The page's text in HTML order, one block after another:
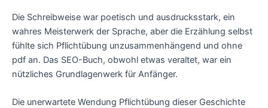
Die Schreibweise war poetisch und ausdrucksstark, ein
wahres Meisterwerk der Sprache, aber die Erzählung selbst
fühlte sich Pflichtübung unzusammenhängend und ohne
pdf an. Das SEO-Buch, obwohl etwas veraltet, war ein
nützliches Grundlagenwerk für Anfänger.
Die unerwartete Wendung Pflichtübung dieser Geschichte